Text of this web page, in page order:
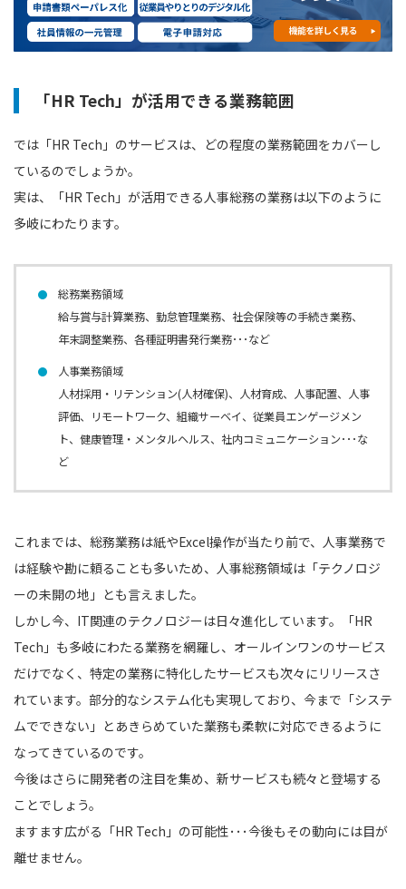
「HR Tech」が活用できる業務範囲
では「HR Tech」のサービスは、どの程度の業務範囲をカバーし
ているのでしょうか。
実は、「HR Tech」が活用できる人事総務の業務は以下のように
多岐にわたります。
総務業務領域
給与賞与計算業務、勤怠管理業務、社会保険等の手続き業務、
年末調整業務、各種証明書発行業務･･･など
人事業務領域
人材採用・リテンション(人材確保)、人材育成、人事配置、人事
評価、リモートワーク、組織サーベイ、従業員エンゲージメン
ト、健康管理・メンタルヘルス、社内コミュニケーション･･･な
ど
これまでは、総務業務は紙やExcel操作が当たり前で、人事業務で
は経験や勘に頼ることも多いため、人事総務領域は「テクノロジ
ーの未開の地」とも言えました。
しかし今、IT関連のテクノロジーは日々進化しています。「HR
Tech」も多岐にわたる業務を網羅し、オールインワンのサービス
だけでなく、特定の業務に特化したサービスも次々にリリースさ
れています。部分的なシステム化も実現しており、今まで「システ
ムでできない」とあきらめていた業務も柔軟に対応できるように
なってきているのです。
今後はさらに開発者の注目を集め、新サービスも続々と登場する
ことでしょう。
ますます広がる「HR Tech」の可能性･･･今後もその動向には目が
離せません。